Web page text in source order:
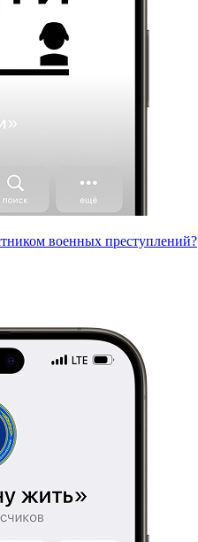
военных преступлений?